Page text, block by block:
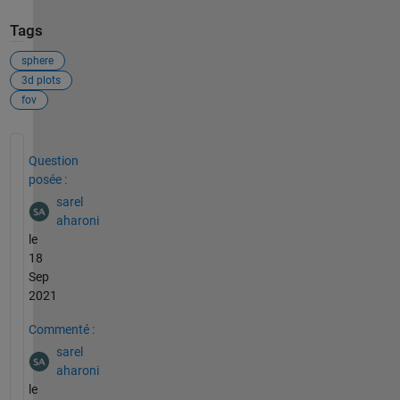
Tags
sphere
3d plots
fov
Question
posée :
sarel
aharoni
le
18
Sep
2021
Commenté :
sarel
aharoni
le